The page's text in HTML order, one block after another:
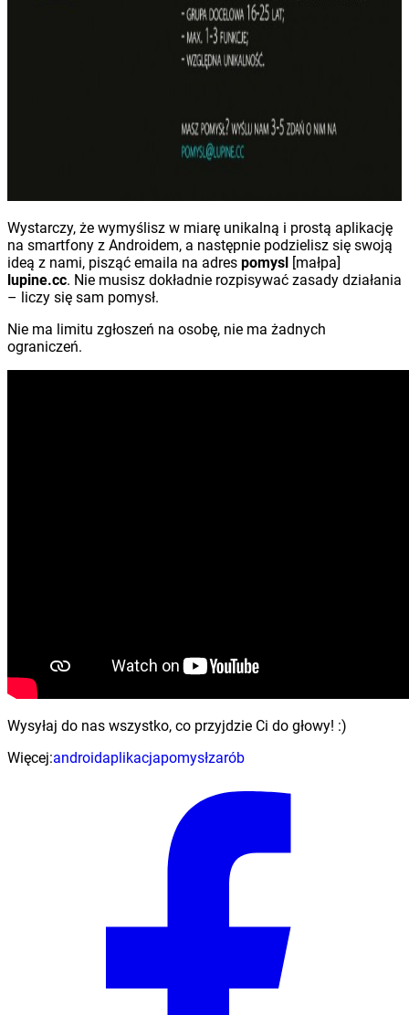
Wystarczy, że wymyślisz w miarę unikalną i prostą aplikację
na smartfony z Androidem, a następnie podzielisz się swoją
ideą z nami, pisząć emaila na adres pomysl [małpa]
lupine.cc. Nie musisz dokładnie rozpisywać zasady działania
– liczy się sam pomysł.
Nie ma limitu zgłoszeń na osobę, nie ma żadnych
ograniczeń.
Wysyłaj do nas wszystko, co przyjdzie Ci do głowy! :)
Więcej:androidaplikacjapomysłzarób